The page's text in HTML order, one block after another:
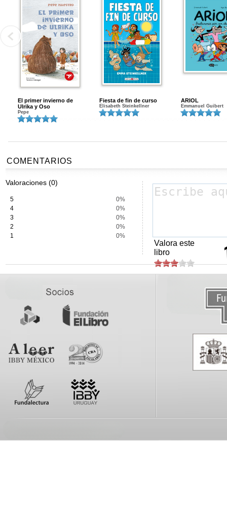
El primer invierno de
Ulrika y Oso
Pepe
Fiesta de fin de curso
Elisabeth Steinkellner
ARIOL
Emmanuel Guibert
COMENTARIOS
Valoraciones (0)
5
0%
4
0%
3
0%
2
0%
1
0%
Valora este
libro